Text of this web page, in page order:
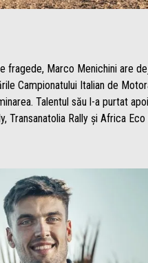
fragede, Marco Menichini are
Campionatului Italian de
Talentul său l-a purtat
Transanatolia Rally și Africa